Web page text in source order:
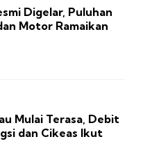
Digelar, Puluhan
Motor Ramaikan
Mulai Terasa, Debit
dan Cikeas Ikut